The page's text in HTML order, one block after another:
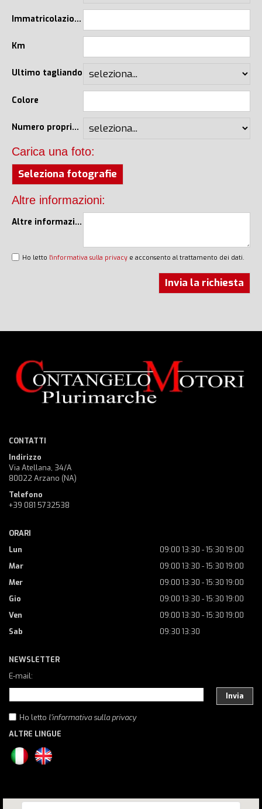
Immatricolazione
Km
Ultimo tagliando
Colore
Numero proprietari
Carica una foto:
Seleziona fotografie
Altre informazioni:
Altre informazioni
Ho letto l'informativa sulla privacy e acconsento al trattamento dei dati.
CONTATTI
Indirizzo
Via Atellana, 34/A
80022 Arzano (NA)
Telefono
+39 081 5732538
ORARI
Lun
09:00 13:30 - 15:30 19:00
Mar
09:00 13:30 - 15:30 19:00
Mer
09:00 13:30 - 15:30 19:00
Gio
09:00 13:30 - 15:30 19:00
Ven
09:00 13:30 - 15:30 19:00
Sab
09:30 13:30
NEWSLETTER
E-mail:
Invia
Ho letto l'informativa sulla privacy
ALTRE LINGUE